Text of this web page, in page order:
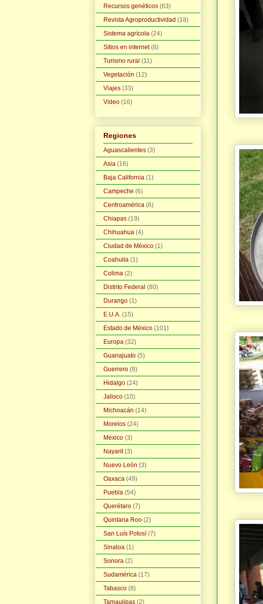
Recursos genéticos (63)
Revista Agroproductividad (18)
Sistema agrícola (24)
Sitios en internet (8)
Turismo rural (11)
Vegetación (12)
Viajes (33)
Video (16)
Regiones
Aguascalientes (3)
Asia (16)
Baja California (1)
Campeche (6)
Centroamérica (6)
Chiapas (19)
Chihuahua (4)
Ciudad de México (1)
Coahuila (1)
Colima (2)
Distrito Federal (80)
Durango (1)
E.U.A. (15)
Estado de México (101)
Europa (32)
Guanajuato (5)
Guerrero (9)
Hidalgo (24)
Jalisco (10)
Michoacán (14)
Morelos (24)
México (3)
Nayarit (3)
Nuevo León (3)
Oaxaca (49)
Puebla (54)
Querétaro (7)
Quintana Roo (2)
San Luís Potosí (7)
Sinaloa (1)
Sonora (2)
Sudamérica (17)
Tabasco (8)
Tamaulipas (2)